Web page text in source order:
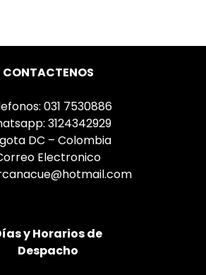
CONTACTENOS
031 7530886
3124342929
DC – Colombia
Electronico
y Horarios de
Despacho